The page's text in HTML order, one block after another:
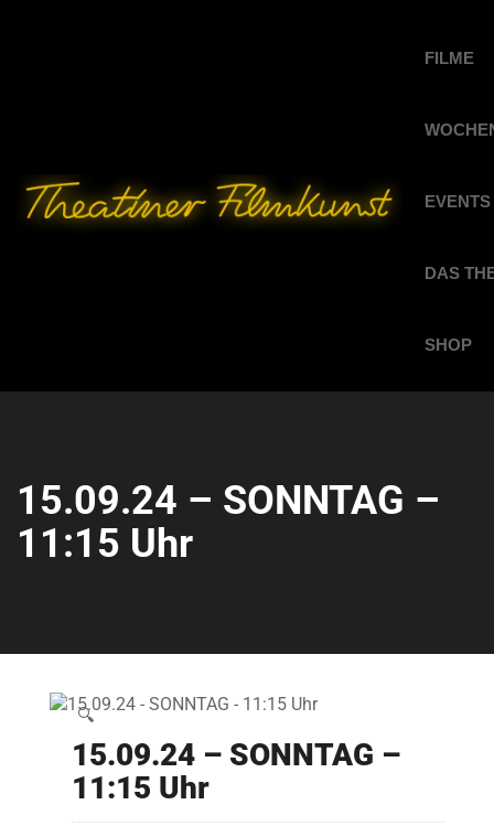
FILME
EVENTS
DAS
SHOP
15.09.24 – SONNTAG –
11:15 Uhr
🔍
15.09.24 – SONNTAG –
11:15 Uhr